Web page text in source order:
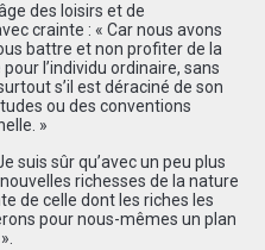
des loisirs et de
crainte : « Car nous avons
battre et non profiter de la
l’individu ordinaire, sans
s’il est déraciné de son
ou des conventions
»
suis sûr qu’avec un peu plus
richesses de la nature
de celle dont les riches les
pour nous-mêmes un plan